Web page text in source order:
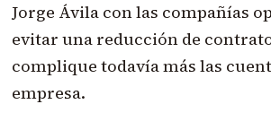
Jorge Ávila con las compañías
evitar una reducción de
complique todavía más las
empresa.